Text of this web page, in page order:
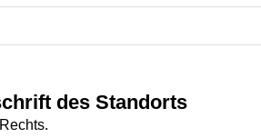
des Standorts